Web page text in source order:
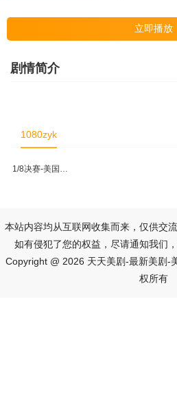
立即播放
剧情简介
1080zyk
1/8决赛-美国VS比利时
本站内容均从互联网收集而来，仅供交
如有侵犯了您的权益，尽请通知我们
Copyright @ 2026 天天美剧-最新美剧-
权所有